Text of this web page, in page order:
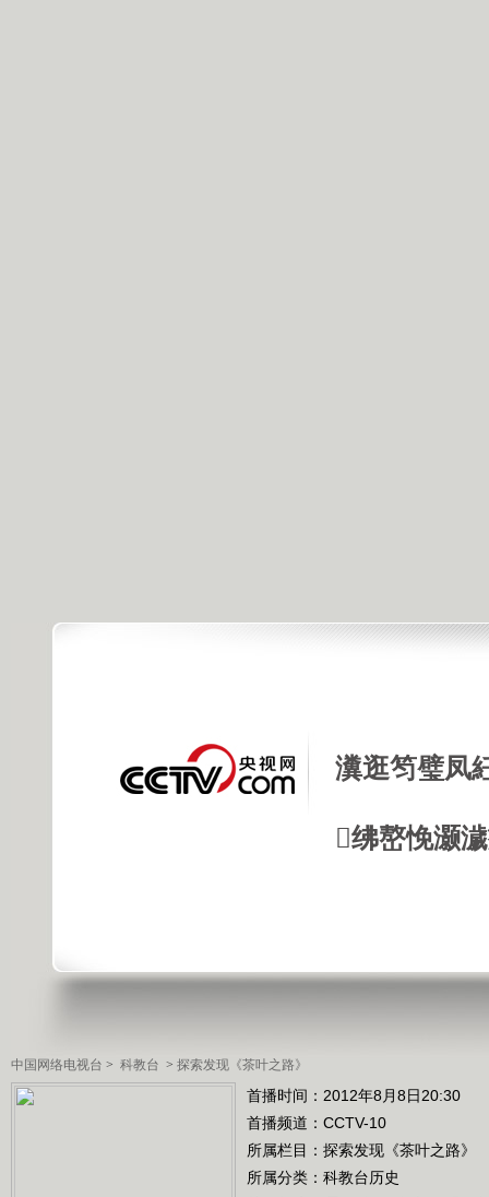
瀵逛笉璧凤
绋嶅悗灏
中国网络电视台 > 科教台 > 探索发现《茶叶之路》
首播时间：2012年8月8日20:30
首播频道： CCTV-10
所属栏目： 探索发现《茶叶之路》
所属分类：科教台历史